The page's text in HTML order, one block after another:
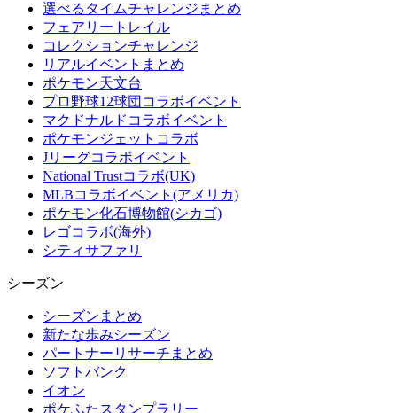
選べるタイムチャレンジまとめ
フェアリートレイル
コレクションチャレンジ
リアルイベントまとめ
ポケモン天文台
プロ野球12球団コラボイベント
マクドナルドコラボイベント
ポケモンジェットコラボ
Jリーグコラボイベント
National Trustコラボ(UK)
MLBコラボイベント(アメリカ)
ポケモン化石博物館(シカゴ)
レゴコラボ(海外)
シティサファリ
シーズン
シーズンまとめ
新たな歩みシーズン
パートナーリサーチまとめ
ソフトバンク
イオン
ポケふたスタンプラリー